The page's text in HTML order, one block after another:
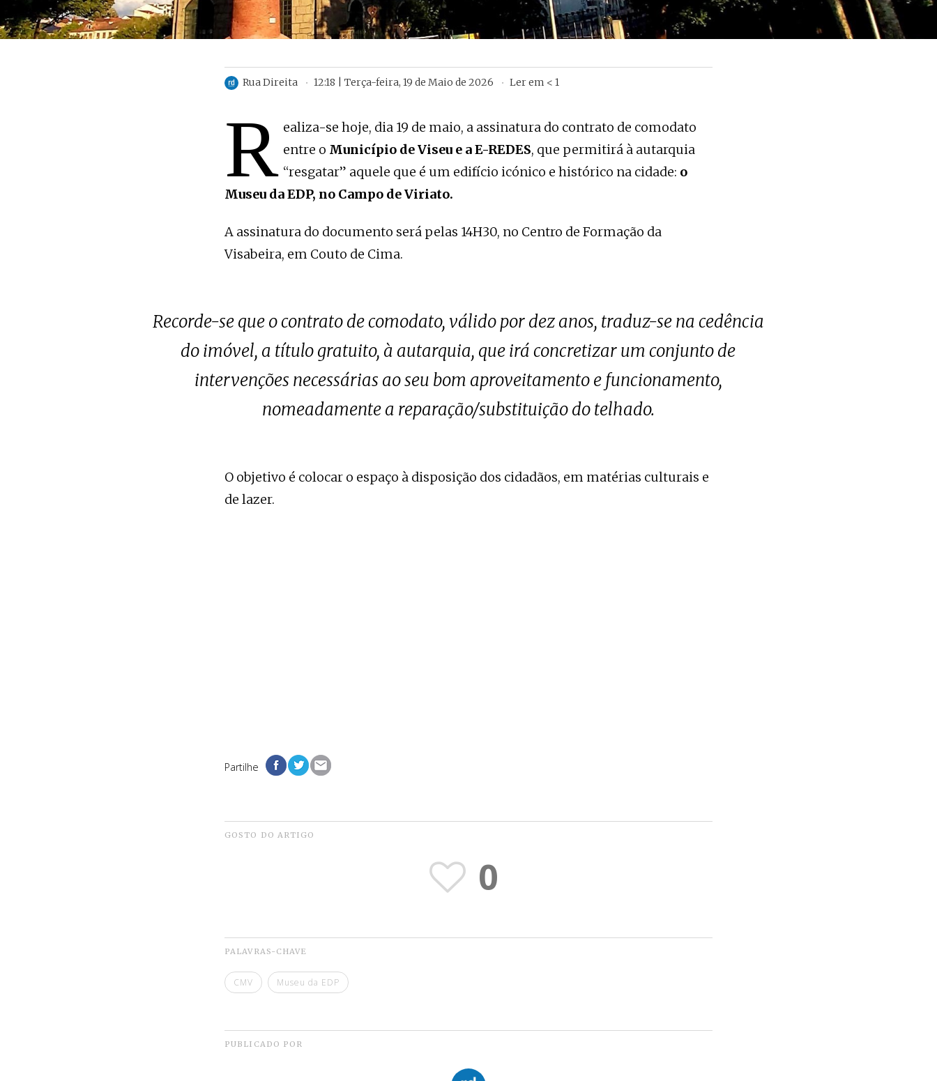
Rua Direita 12:18 | Terça-feira, 19 de Maio de 2026 Ler em < 1
R ealiza-se hoje, dia 19 de maio, a assinatura do contrato de comodato
entre o Município de Viseu e a E-REDES, que permitirá à autarquia
“resgatar” aquele que é um edifício icónico e histórico na cidade: o
Museu da EDP, no Campo de Viriato.
A assinatura do documento será pelas 14H30, no Centro de Formação da
Visabeira, em Couto de Cima.
Recorde-se que o contrato de comodato, válido por dez anos, traduz-se na cedência
do imóvel, a título gratuito, à autarquia, que irá concretizar um conjunto de
intervenções necessárias ao seu bom aproveitamento e funcionamento,
nomeadamente a reparação/substituição do telhado.
O objetivo é colocar o espaço à disposição dos cidadãos, em matérias culturais e
de lazer.
Partilhe
GOSTO DO ARTIGO
0
PALAVRAS-CHAVE
CMV Museu da EDP
PUBLICADO POR